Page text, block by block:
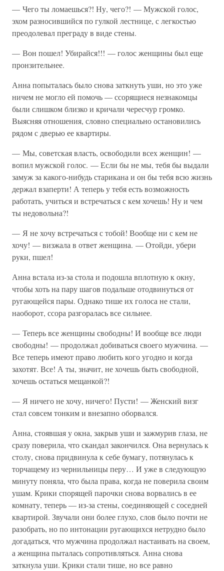
— Чего ты ломаешься?! Ну, чего?! — Мужской голос,
эхом разносившийся по гулкой лестнице, с легкостью
преодолевал преграду в виде стены.
— Вон пошел! Убирайся!!! — голос женщины был еще
пронзительнее.
Анна попыталась было снова заткнуть уши, но это уже
ничем не могло ей помочь — ссорящиеся незнакомцы
были слишком близко и кричали чересчур громко.
Выясняя отношения, словно специально остановились
рядом с дверью ее квартиры.
— Мы, советская власть, освободили всех женщин! —
вопил мужской голос. — Если бы не мы, тебя бы выдали
замуж за какого-нибудь старикана и он бы тебя всю жизнь
держал взаперти! А теперь у тебя есть возможность
работать, учиться и встречаться с кем хочешь! Ну и чем
ты недовольна?!
— Я не хочу встречаться с тобой! Вообще ни с кем не
хочу! — визжала в ответ женщина. — Отойди, убери
руки, пшел!
Анна встала из-за стола и подошла вплотную к окну,
чтобы хоть на пару шагов подальше отодвинуться от
ругающейся пары. Однако тише их голоса не стали,
наоборот, ссора разгоралась все сильнее.
— Теперь все женщины свободны! И вообще все люди
свободны! — продолжал добиваться своего мужчина. —
Все теперь имеют право любить кого угодно и когда
захотят. Все! А ты, значит, не хочешь быть свободной,
хочешь остаться мещанкой?!
— Я ничего не хочу, ничего! Пусти! — Женский визг
стал совсем тонким и внезапно оборвался.
Анна, стоявшая у окна, закрыв уши и зажмурив глаза, не
сразу поверила, что скандал закончился. Она вернулась к
столу, снова придвинула к себе бумагу, потянулась к
торчащему из чернильницы перу… И уже в следующую
минуту поняла, что была права, когда не поверила своим
ушам. Крики спорящей парочки снова ворвались в ее
комнату, теперь — из-за стены, соединяющей с соседней
квартирой. Звучали они более глухо, слов было почти не
разобрать, но по интонации ругающихся нетрудно было
догадаться, что мужчина продолжал настаивать на своем,
а женщина пыталась сопротивляться. Анна снова
заткнула уши. Крики стали тише, но все равно